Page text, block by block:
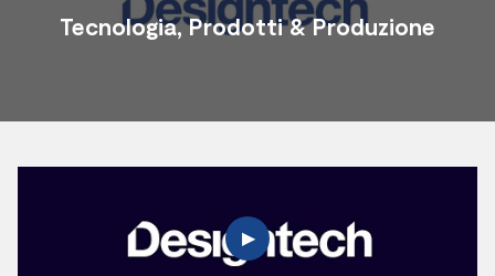
Tecnologia, Prodotti & Produzione